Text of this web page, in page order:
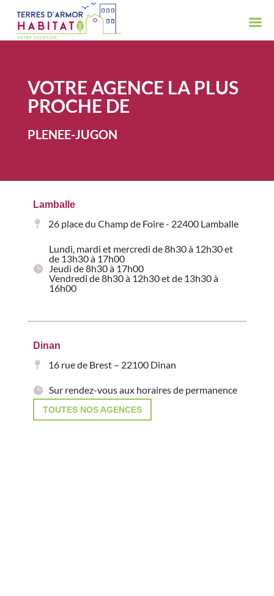
VOTRE AGENCE LA PLUS
PROCHE DE
PLENEE-JUGON
Lamballe
26 place du Champ de Foire - 22400 Lamballe
Lundi, mardi et mercredi de 8h30 à 12h30 et
de 13h30 à 17h00
Jeudi de 8h30 à 17h00
Vendredi de 8h30 à 12h30 et de 13h30 à
16h00
Dinan
16 rue de Brest – 22100 Dinan
Sur rendez-vous aux horaires de permanence
TOUTES NOS AGENCES